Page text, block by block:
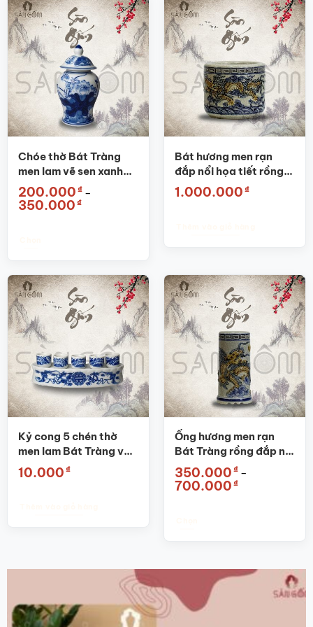
này
có
nhiều
biến
thể.
Các
tùy
chọn
có
thể
được
chọn
trang
sản
Chóe thờ Bát Tràng
men lam vẽ sen xanh
SG-CT02
200.000 ₫ –
350.000 ₫Khoảng
này
có
nhiều
biến
thể.
Các
tùy
chọn
có
thể
được
chọn
trang
Bát hương men rạn
đắp nổi họa tiết rồng
SG-BHT01 Phi 14cm
1.000.000 ₫
Kỷ cong 5 chén thờ
men lam Bát Tràng vẽ
hoa sen SG-KT04
10.000 ₫
Ống hương men rạn
Bát Tràng rồng đắp nổi
SG-OH01
350.000 ₫ –
700.000 ₫Khoảng
này
nhiều
biến